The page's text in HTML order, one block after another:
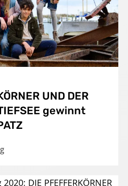
UND DER
gewinnt